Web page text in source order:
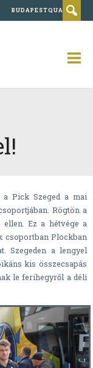
BUDAPESTQUAD
a Pick Szeged a mai
Rögtön a
Ez a hétvége a
csoportban Plockban
Szegeden a lengyel
kis összecsapás
le ferihegyről a déli